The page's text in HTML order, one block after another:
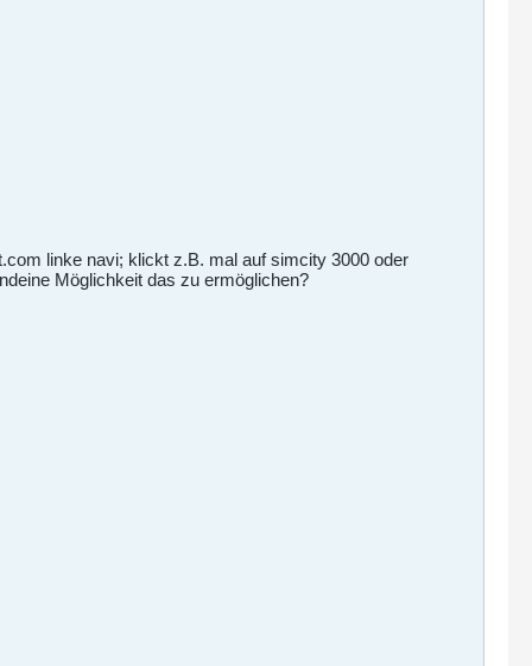
linke navi; klickt z.B. mal auf simcity 3000 oder
Möglichkeit das zu ermöglichen?